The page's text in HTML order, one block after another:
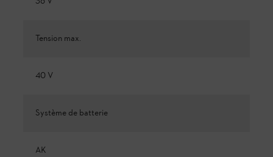
Tension max.
40 V
Système de batterie
AK